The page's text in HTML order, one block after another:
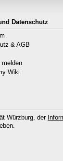
Datenschutz
& AGB
melden
Wiki
Würzburg, der